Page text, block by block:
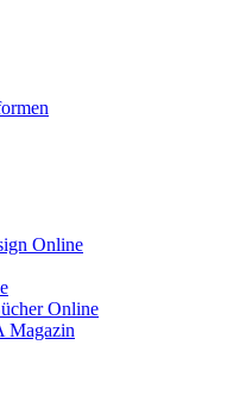
Online
Online
Magazin